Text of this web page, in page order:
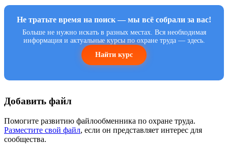
Не тратьте время на поиск — мы всё собрали за вас!
Больше не нужно искать в разных местах. Вся необходимая
информация и актуальные курсы по охране труда — здесь.
Найти курс
Добавить файл
Помогите развитию файлообменника по охране труда.
Разместите свой файл, если он представляет интерес для
сообщества.